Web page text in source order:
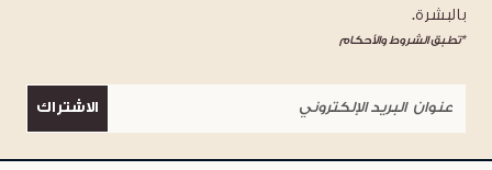
بالبشرة.
*تطبق الشروط والأحكام
الاشتراك